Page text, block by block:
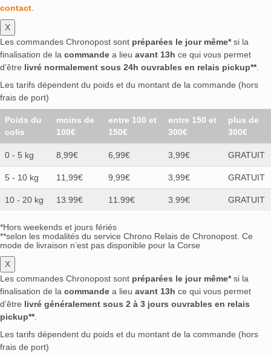
contact
X
Les commandes Chronopost sont préparées le jour même*si la
finalisation de la commande a lieu avant 13h ce qui vous permet
d’être livré normalement sous 24h ouvrables en relais pickup**.
Les tarifs dépendent du poids et du montant de la commande (hors
frais de port)
Poids du
colis
moins de
100€
entre 100 et
150€
entre 150 et
300€
plus de
300€
0 - 5 kg 8,99€ 6,99€ 3,99€ GRATUIT
5 - 10 kg 11,99€ 9,99€ 3,99€ GRATUIT
10 - 20 kg 13.99€ 11.99€ 3.99€ GRATUIT
*Hors weekends et jours fériés
**selon les modalités du service Chrono Relais de Chronopost. Ce
mode de livraison n’est pas disponible pour la Corse
X
Les commandes Chronopost sont préparées le jour même*si la
finalisation de la commande a lieu avant 13h ce qui vous permet
d’être livré généralement sous 2 à 3 jours ouvrables en relais
pickup**.
Les tarifs dépendent du poids et du montant de la commande (hors
frais de port)